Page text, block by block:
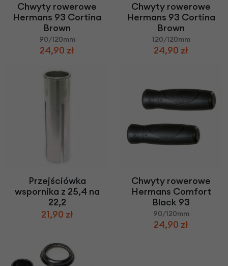
Chwyty rowerowe
Hermans 93 Cortina
Brown
90/120mm
24,90 zł
Chwyty rowerowe
Hermans 93 Cortina
Brown
120/120mm
24,90 zł
Przejściówka
wspornika z 25,4 na
22,2
21,90 zł
Chwyty rowerowe
Hermans Comfort
Black 93
90/120mm
24,90 zł